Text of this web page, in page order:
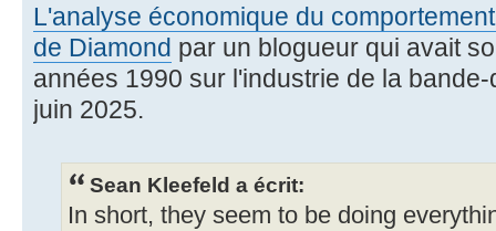
L'analyse économique du
de Diamond par un blogueur qui avait
années 1990 sur l'industrie de la
juin 2025.
Sean Kleefeld a écrit:
In short, they seem to be doing